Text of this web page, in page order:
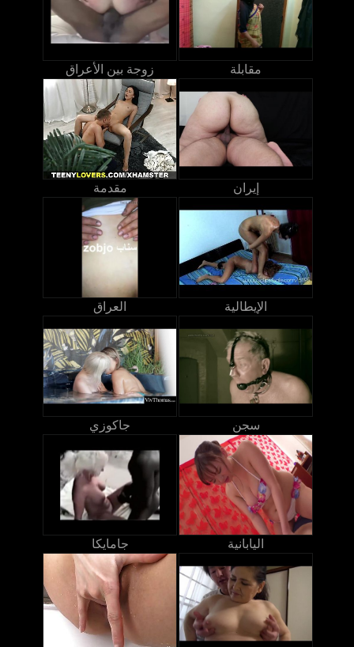
زوجة بين الأعراق مقابلة
مقدمة إيران
العراق الإيطالية
جاكوزي سجن
جامايكا اليابانية